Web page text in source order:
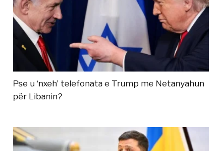
Pse u ‘nxeh’ telefonata e Trump me Netanyahun
për Libanin?